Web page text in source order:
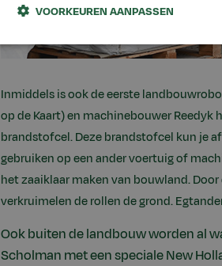
Inmiddels is ook de eerste
op de Kaart) en machinebouwer
brandstofcel. Deze brandstofcel kun je
gebruiken op een ander voertuig of
het zaaiklaar maken van bouwland.
verkruimelen de rollen de grond.
Ook buiten de landbouw worden al
Scholman met een speciale New
VOORKEUREN AANPASSEN